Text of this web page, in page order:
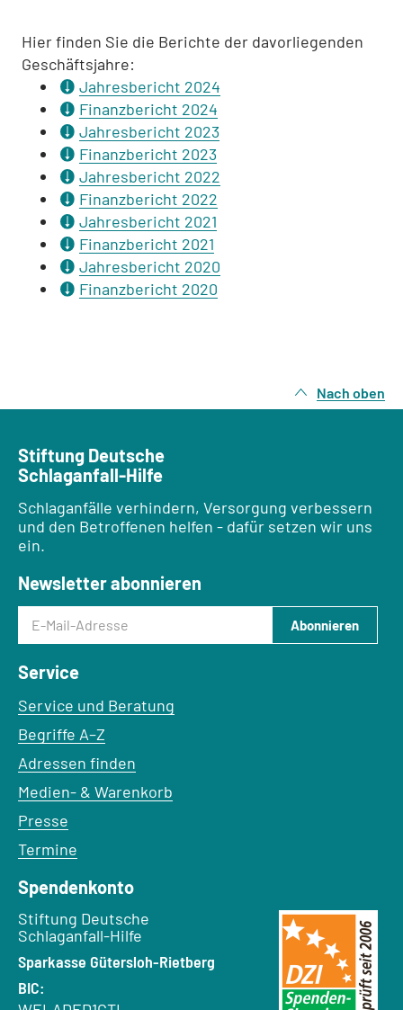
Hier finden Sie die Berichte der davorliegenden
Geschäftsjahre:
Jahresbericht 2024
Finanzbericht 2024
Jahresbericht 2023
Finanzbericht 2023
Jahresbericht 2022
Finanzbericht 2022
Jahresbericht 2021
Finanzbericht 2021
Jahresbericht 2020
Finanzbericht 2020
Nach oben
Stiftung Deutsche
Schlaganfall-Hilfe
Schlaganfälle verhindern, Versorgung verbessern
und den Betroffenen helfen - dafür setzen wir uns
ein.
Newsletter abonnieren
E-Mail-Adresse
Abonnieren
Service
Service und Beratung
Begriffe A–Z
Adressen finden
Medien- & Warenkorb
Presse
Termine
Spendenkonto
Empfänger:
Stiftung Deutsche
Schlaganfall-Hilfe
Bank:
Sparkasse Gütersloh-Rietberg
BIC: